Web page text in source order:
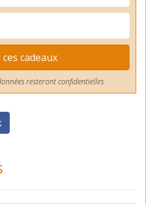
cadeaux
resteront confidentielles